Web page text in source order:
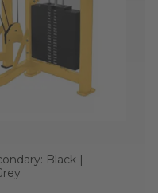
Black |